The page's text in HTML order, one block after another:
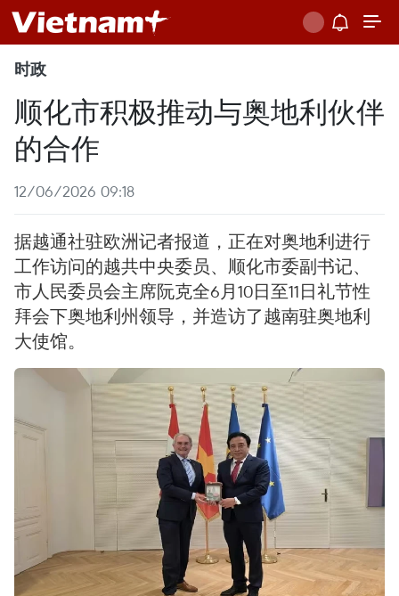
时政
顺化市积极推动与奥地利伙伴
的合作
12/06/2026 09:18
据越通社驻欧洲记者报道，正在对奥地利进行
工作访问的越共中央委员、顺化市委副书记、
市人民委员会主席阮克全6月10日至11日礼节性
拜会下奥地利州领导，并造访了越南驻奥地利
大使馆。